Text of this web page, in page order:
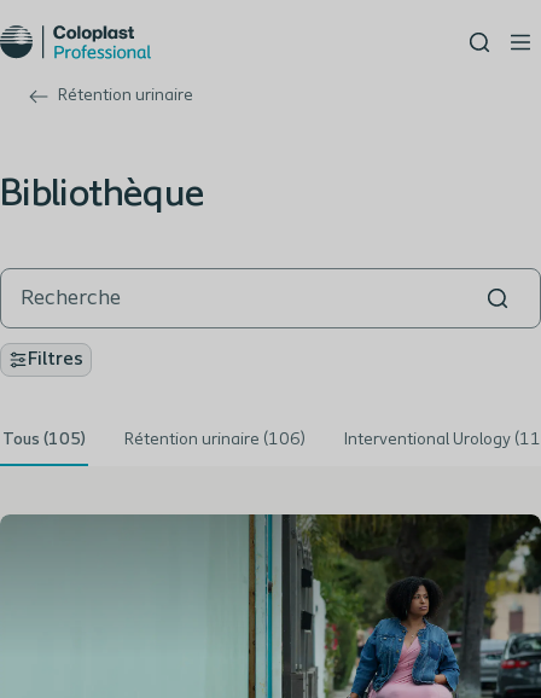
Rétention urinaire
Bibliothèque
Filtres
Tous (105) Rétention urinaire (106) Interventional Urology